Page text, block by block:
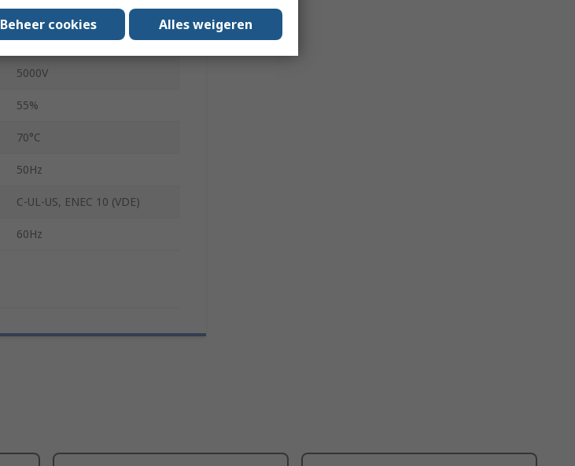
0.07kg
Pin
5000V
55%
70°C
50Hz
C-UL-US, ENEC 10 (VDE)
60Hz
Beheer cookies Alles weigeren